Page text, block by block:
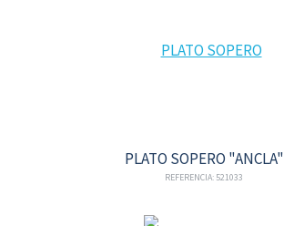
PLATO SOPERO "ANCLA"
REFERENCIA: 521033